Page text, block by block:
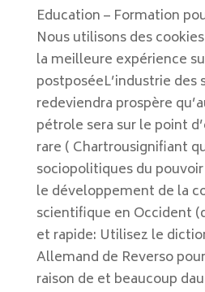
Education – Formation
Nous utilisons des
la meilleure expérience
postposéeL’industrie des
redeviendra prospère
pétrole sera sur le point
rare ( Chartrousignifiant
sociopolitiques du
le développement de la
scientifique en Occident
et rapide: Utilisez le
Allemand de Reverso
raison de et beaucoup